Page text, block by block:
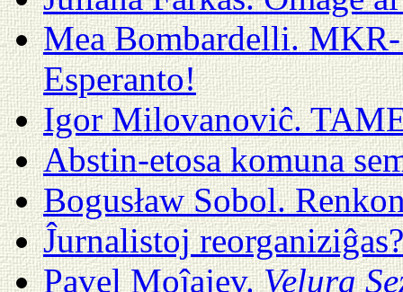
Mea Bombardelli.
Esperanto!
Igor Milovanoviĉ.
Abstin-etosa komuna
Bogusław Sobol.
Ĵurnalistoj reorganiziĝas?
Pavel Moĵajev.Velura